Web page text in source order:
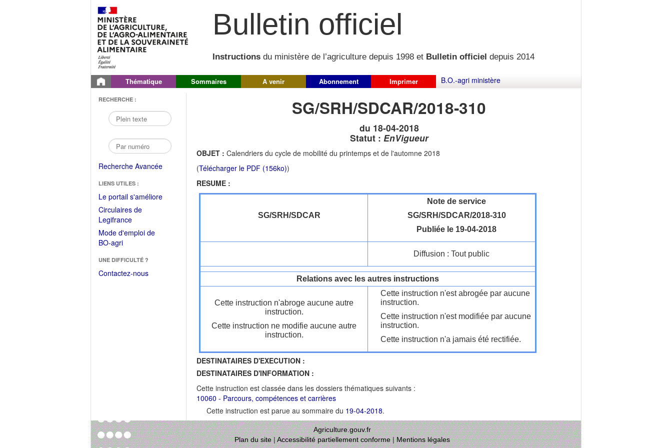
Bulletin officiel
Instructions du ministère de l’agriculture depuis 1998 et Bulletin officiel depuis 2014
Thématique Sommaires A venir Abonnement Imprimer B.O.-agri ministère
RECHERCHE :
Recherche Avancée
LIENS UTILES :
Le portail s'améliore(Fichier
Circulaires de
Legifrance(Ouvrir
dans
une
fenêtre)
Mode d'emploi de
BO-agri(Ouvrir
une
nouvelle
UNE DIFFICULTÉ ?
Contactez-nous
SG/SRH/SDCAR/2018-310
du 18-04-2018
Statut : EnVigueur
OBJET : Calendriers du cycle de mobilité du printemps et de l'automne 2018
(Télécharger le PDF (156ko))
RESUME :
SG/SRH/SDCAR
Note de service
SG/SRH/SDCAR/2018-310
Publiée le 19-04-2018
Diffusion : Tout public
Relations avec les autres instructions
Cette instruction n'abroge aucune autre
instruction.
Cette instruction ne modifie aucune autre
instruction.
Cette instruction n'est abrogée par aucune
instruction.
Cette instruction n'est modifiée par aucune
instruction.
Cette instruction n'a jamais été rectifiée.
DESTINATAIRES D'EXECUTION :
DESTINATAIRES D'INFORMATION :
Cette instruction est classée dans les dossiers thématiques suivants :
10060 - Parcours, compétences et carrières
Cette instruction est parue au sommaire du 19-04-2018.
Agriculture.gouv.fr
Plan du site|Accessibilité partiellement conforme|Mentions légales